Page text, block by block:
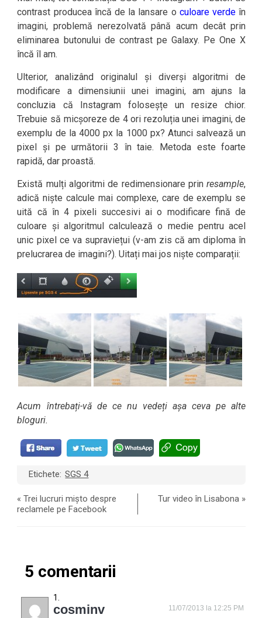
contrast producea încă de la lansare o culoare verde în
imagini, problemă nerezolvată până acum decât prin
eliminarea butonului de contrast pe Galaxy. Pe One X
încă îl am.
Ulterior, analizând originalul și diverși algoritmi de
modificare a dimensiunii unei imagini, am ajuns la
concluzia că Instagram foloseșțe un resize chior.
Trebuie să micșoreze de 4 ori rezoluția unei imagini, de
exemplu de la 4000 px la 1000 px? Atunci salvează un
pixel și pe următorii 3 în taie. Metoda este foarte
rapidă, dar proastă.
Există mulți algoritmi de redimensionare prinresample,
adică niște calcule mai complexe, care de exemplu se
uită că în 4 pixeli succesivi ai o modificare fină de
culoare și algoritmul calculează o medie pentru acel
unic pixel ce va supraviețui (v-am zis că am diploma în
prelucrarea de imagini?). Uitați mai jos niște comparații:
Acum întrebați-vă de ce nu vedeți așa ceva pe alte
bloguri.
Etichete: SGS 4
«Trei lucruri mișto despre
reclamele pe Facebook
Tur video în Lisabona »
5 comentarii
cosminv 11/07/2013 la 12:25 PM